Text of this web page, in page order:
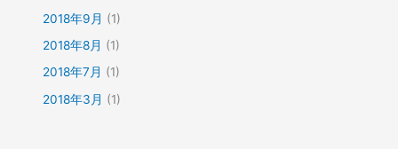
2018年9月 (1)
2018年8月 (1)
2018年7月 (1)
2018年3月 (1)